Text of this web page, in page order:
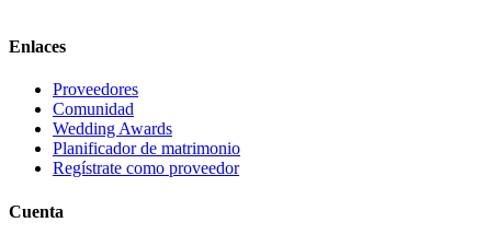
Enlaces
Proveedores
Comunidad
Wedding Awards
Planificador de matrimonio
Regístrate como proveedor
Cuenta